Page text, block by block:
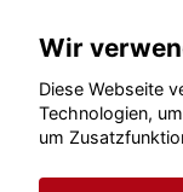
©
Wir
Diese Webseite
Technologien,
um